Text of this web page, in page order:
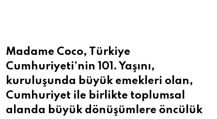
Madame Coco, Türkiye
Cumhuriyeti’nin 101. Yaşını,
kuruluşunda büyük emekleri olan,
Cumhuriyet ile birlikte toplumsal
alanda büyük dönüşümlere öncülük